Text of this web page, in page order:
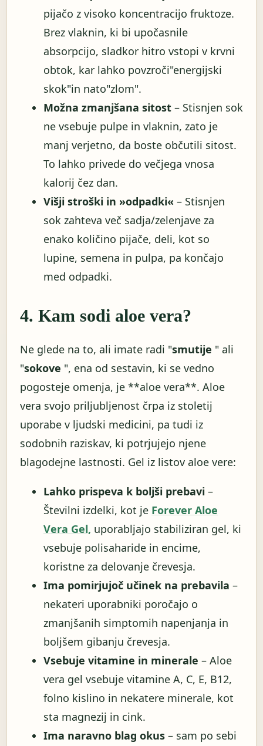
pijačo z visoko koncentracijo fruktoze.
Brez vlaknin, ki bi upočasnile
absorpcijo, sladkor hitro vstopi v krvni
obtok, kar lahko povzroči"energijski
skok"in nato"zlom".
Možna zmanjšana sitost – Stisnjen sok
ne vsebuje pulpe in vlaknin, zato je
manj verjetno, da boste občutili sitost.
To lahko privede do večjega vnosa
kalorij čez dan.
Višji stroški in »odpadki« – Stisnjen
sok zahteva več sadja/zelenjave za
enako količino pijače, deli, kot so
lupine, semena in pulpa, pa končajo
med odpadki.
4. Kam sodi aloe vera?
Ne glede na to, ali imate radi "smutije " ali
"sokove ", ena od sestavin, ki se vedno
pogosteje omenja, je **aloe vera**. Aloe
vera svojo priljubljenost črpa iz stoletij
uporabe v ljudski medicini, pa tudi iz
sodobnih raziskav, ki potrjujejo njene
blagodejne lastnosti. Gel iz listov aloe vere:
Lahko prispeva k boljši prebavi –
Številni izdelki, kot je Forever Aloe
Vera Gel, uporabljajo stabiliziran gel, ki
vsebuje polisaharide in encime,
koristne za delovanje črevesja.
Ima pomirjujoč učinek na prebavila –
nekateri uporabniki poročajo o
zmanjšanih simptomih napenjanja in
boljšem gibanju črevesja.
Vsebuje vitamine in minerale – Aloe
vera gel vsebuje vitamine A, C, E, B12,
folno kislino in nekatere minerale, kot
sta magnezij in cink.
Ima naravno blag okus – sam po sebi